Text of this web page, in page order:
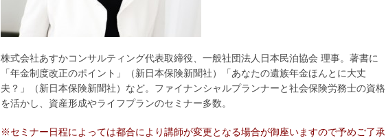
株式会社あすかコンサルティング代表取締役、一般社団法人日本民泊協会 理事。著書に
「年金制度改正のポイント」（新日本保険新聞社）「あなたの遺族年金ほんとに大丈
夫？」（新日本保険新聞社）など。ファイナンシャルプランナーと社会保険労務士の資格
を活かし、資産形成やライフプランのセミナー多数。
※セミナー日程によっては都合により講師が変更となる場合が御座いますので予めご了承